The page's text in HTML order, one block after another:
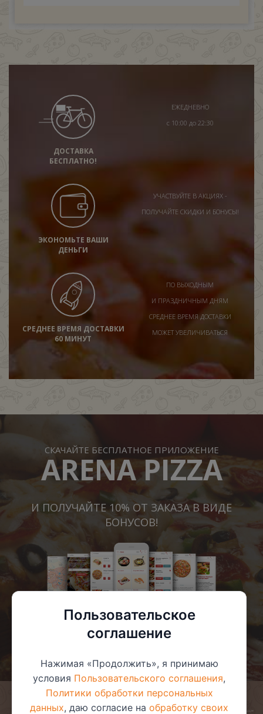
ДОСТАВКА
БЕСПЛАТНО!
ЕЖЕДНЕВНО
с 10:00 до 22:30
ЭКОНОМЬТЕ ВАШИ
ДЕНЬГИ
УЧАСТВУЙТЕ В АКЦИЯХ -
ПОЛУЧАЙТЕ СКИДКИ И БОНУСЫ!
СРЕДНЕЕ ВРЕМЯ ДОСТАВКИ
60 МИНУТ
ПО ВЫХОДНЫМ
И ПРАЗДНИЧНЫМ ДНЯМ
СРЕДНЕЕ ВРЕМЯ ДОСТАВКИ
МОЖЕТ УВЕЛИЧИВАТЬСЯ
СКАЧАЙТЕ БЕСПЛАТНОЕ ПРИЛОЖЕНИЕ
ARENA PIZZA
И ПОЛУЧАЙТЕ 10% ОТ ЗАКАЗА В ВИДЕ
БОНУСОВ!
© 2025 ООО «Арена-пицца»
Пользовательское
соглашение
Нажимая «Продолжить», я принимаю
условия Пользовательского соглашения,
Политики обработки персональных
данных, даю согласие на обработку своих